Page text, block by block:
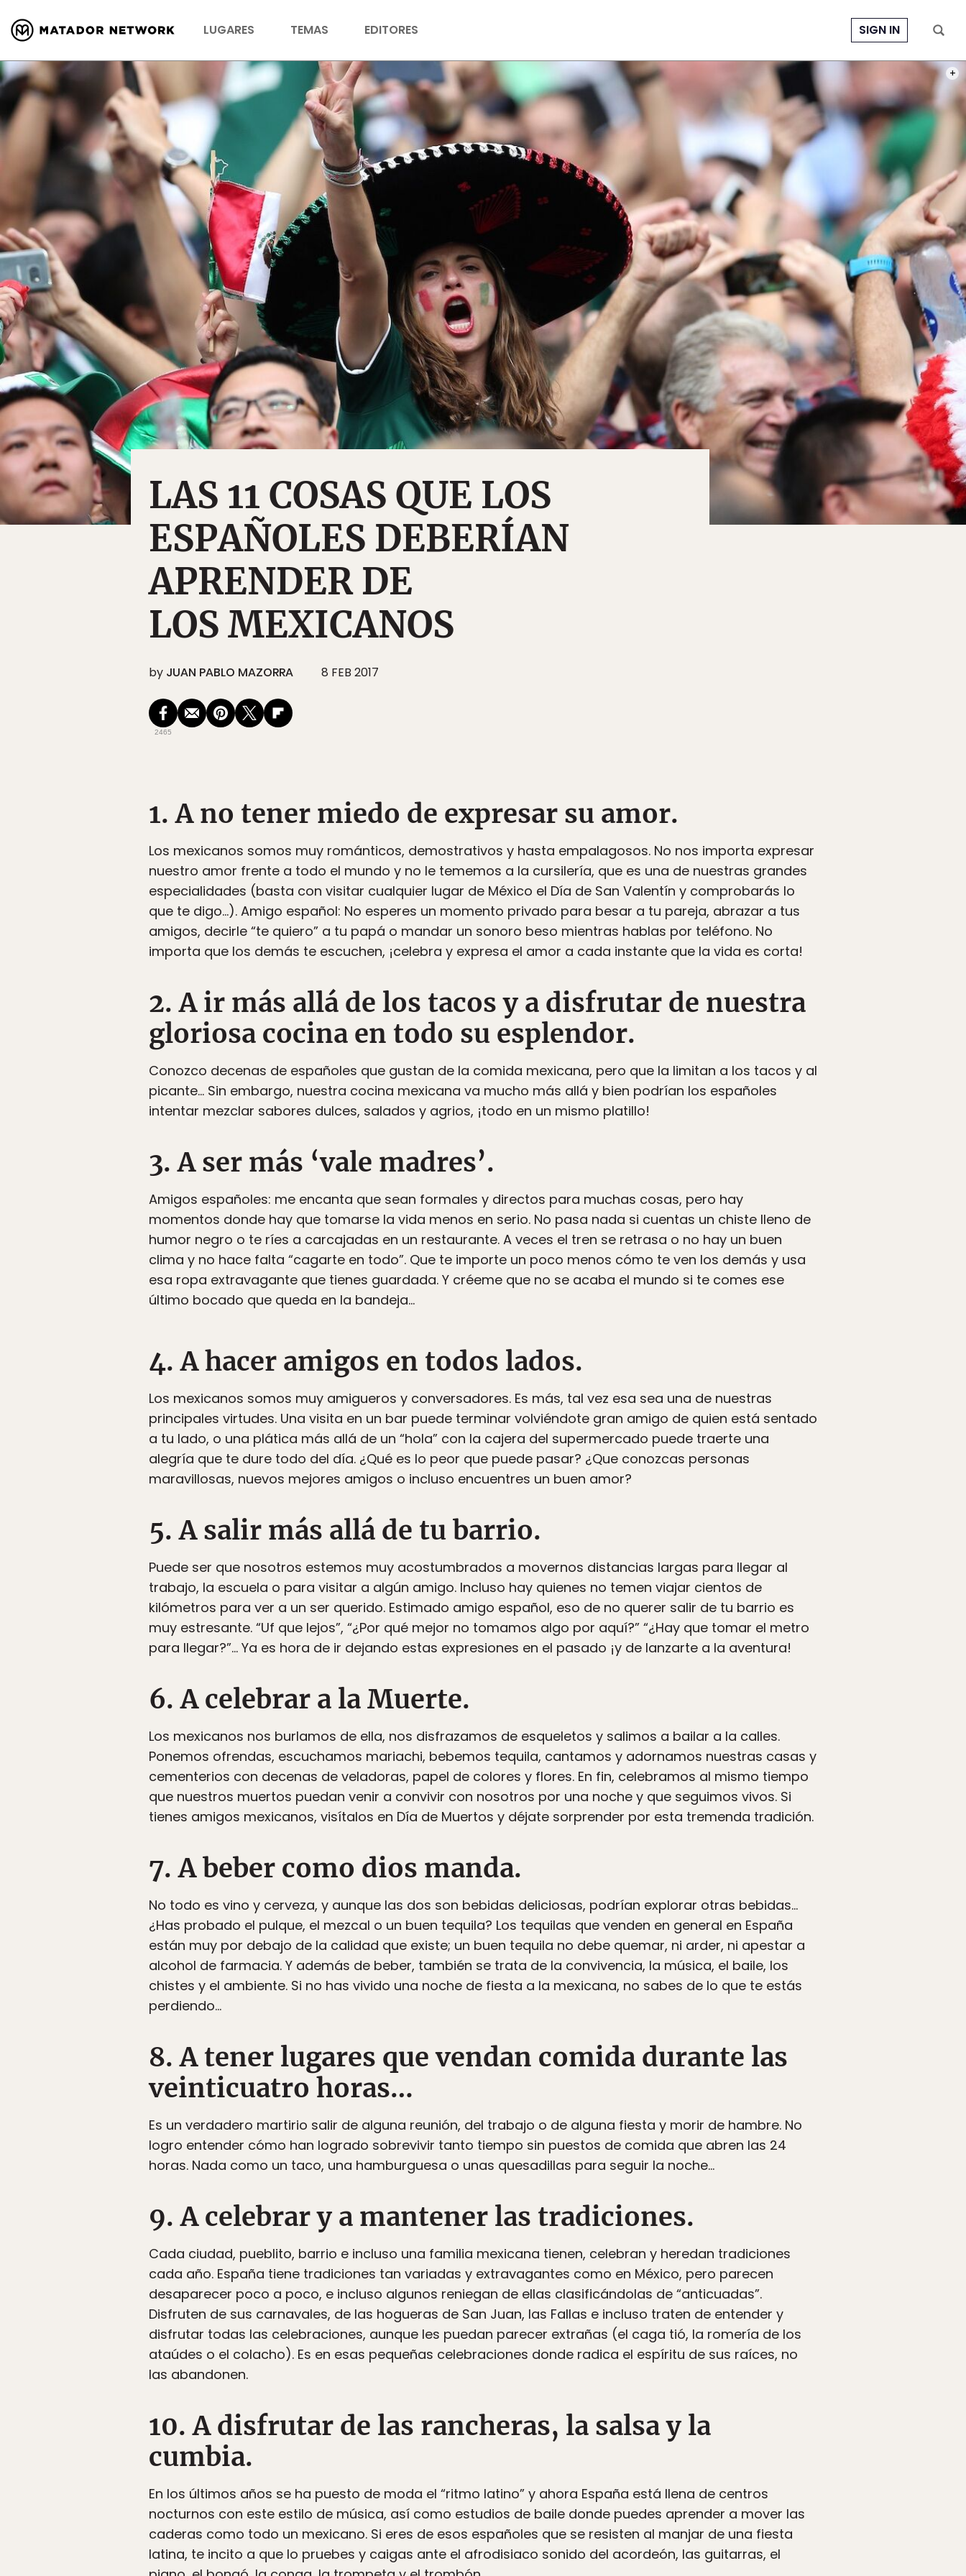
LUGARES TEMAS EDITORES SIGN IN
LAS 11 COSAS QUE LOS
ESPAÑOLES DEBERÍAN
APRENDER DE
LOS MEXICANOS
by JUAN PABLO MAZORRA 8 FEB 2017
2465
1. A no tener miedo de expresar su amor.
Los mexicanos somos muy románticos, demostrativos y hasta empalagosos. No nos importa expresar
nuestro amor frente a todo el mundo y no le tememos a la cursilería, que es una de nuestras grandes
especialidades (basta con visitar cualquier lugar de México el Día de San Valentín y comprobarás lo
que te digo…). Amigo español: No esperes un momento privado para besar a tu pareja, abrazar a tus
amigos, decirle “te quiero” a tu papá o mandar un sonoro beso mientras hablas por teléfono. No
importa que los demás te escuchen, ¡celebra y expresa el amor a cada instante que la vida es corta!
2. A ir más allá de los tacos y a disfrutar de nuestra
gloriosa cocina en todo su esplendor.
Conozco decenas de españoles que gustan de la comida mexicana, pero que la limitan a los tacos y al
picante… Sin embargo, nuestra cocina mexicana va mucho más allá y bien podrían los españoles
intentar mezclar sabores dulces, salados y agrios, ¡todo en un mismo platillo!
3. A ser más ‘vale madres’.
Amigos españoles: me encanta que sean formales y directos para muchas cosas, pero hay
momentos donde hay que tomarse la vida menos en serio. No pasa nada si cuentas un chiste lleno de
humor negro o te ríes a carcajadas en un restaurante. A veces el tren se retrasa o no hay un buen
clima y no hace falta “cagarte en todo”. Que te importe un poco menos cómo te ven los demás y usa
esa ropa extravagante que tienes guardada. Y créeme que no se acaba el mundo si te comes ese
último bocado que queda en la bandeja…
4. A hacer amigos en todos lados.
Los mexicanos somos muy amigueros y conversadores. Es más, tal vez esa sea una de nuestras
principales virtudes. Una visita en un bar puede terminar volviéndote gran amigo de quien está sentado
a tu lado, o una plática más allá de un “hola” con la cajera del supermercado puede traerte una
alegría que te dure todo del día. ¿Qué es lo peor que puede pasar? ¿Que conozcas personas
maravillosas, nuevos mejores amigos o incluso encuentres un buen amor?
5. A salir más allá de tu barrio.
Puede ser que nosotros estemos muy acostumbrados a movernos distancias largas para llegar al
trabajo, la escuela o para visitar a algún amigo. Incluso hay quienes no temen viajar cientos de
kilómetros para ver a un ser querido. Estimado amigo español, eso de no querer salir de tu barrio es
muy estresante. “Uf que lejos”, “¿Por qué mejor no tomamos algo por aquí?” “¿Hay que tomar el metro
para llegar?”… Ya es hora de ir dejando estas expresiones en el pasado ¡y de lanzarte a la aventura!
6. A celebrar a la Muerte.
Los mexicanos nos burlamos de ella, nos disfrazamos de esqueletos y salimos a bailar a la calles.
Ponemos ofrendas, escuchamos mariachi, bebemos tequila, cantamos y adornamos nuestras casas y
cementerios con decenas de veladoras, papel de colores y flores. En fin, celebramos al mismo tiempo
que nuestros muertos puedan venir a convivir con nosotros por una noche y que seguimos vivos. Si
tienes amigos mexicanos, visítalos en Día de Muertos y déjate sorprender por esta tremenda tradición.
7. A beber como dios manda.
No todo es vino y cerveza, y aunque las dos son bebidas deliciosas, podrían explorar otras bebidas…
¿Has probado el pulque, el mezcal o un buen tequila? Los tequilas que venden en general en España
están muy por debajo de la calidad que existe; un buen tequila no debe quemar, ni arder, ni apestar a
alcohol de farmacia. Y además de beber, también se trata de la convivencia, la música, el baile, los
chistes y el ambiente. Si no has vivido una noche de fiesta a la mexicana, no sabes de lo que te estás
perdiendo…
8. A tener lugares que vendan comida durante las
veinticuatro horas…
Es un verdadero martirio salir de alguna reunión, del trabajo o de alguna fiesta y morir de hambre. No
logro entender cómo han logrado sobrevivir tanto tiempo sin puestos de comida que abren las 24
horas. Nada como un taco, una hamburguesa o unas quesadillas para seguir la noche…
9. A celebrar y a mantener las tradiciones.
Cada ciudad, pueblito, barrio e incluso una familia mexicana tienen, celebran y heredan tradiciones
cada año. España tiene tradiciones tan variadas y extravagantes como en México, pero parecen
desaparecer poco a poco, e incluso algunos reniegan de ellas clasificándolas de “anticuadas”.
Disfruten de sus carnavales, de las hogueras de San Juan, las Fallas e incluso traten de entender y
disfrutar todas las celebraciones, aunque les puedan parecer extrañas (el caga tió, la romería de los
ataúdes o el colacho). Es en esas pequeñas celebraciones donde radica el espíritu de sus raíces, no
las abandonen.
10. A disfrutar de las rancheras, la salsa y la
cumbia.
En los últimos años se ha puesto de moda el “ritmo latino” y ahora España está llena de centros
nocturnos con este estilo de música, así como estudios de baile donde puedes aprender a mover las
caderas como todo un mexicano. Si eres de esos españoles que se resisten al manjar de una fiesta
latina, te incito a que lo pruebes y caigas ante el afrodisiaco sonido del acordeón, las guitarras, el